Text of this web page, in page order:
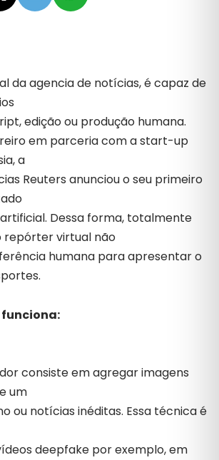
da agencia de notícias, é capaz de
edição ou produção humana.
em parceria com a start-up
a
Reuters anunciou o seu primeiro
Dessa forma, totalmente
repórter virtual não
humana para apresentar o
consiste em agregar imagens
um
ou notícias inéditas. Essa técnica é
deepfake por exemplo, em